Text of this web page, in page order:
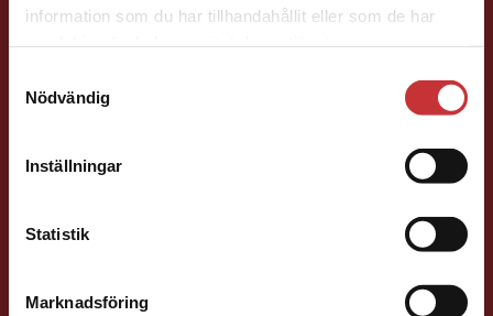
information som du har tillhandahållit eller som de har
Nödvändig
Inställningar
Statistik
Marknadsföring
Det verkar som att du besöker
studentlitteratur.se via en enhet utanför Sverige.
Vi erbjuder inte leveranser utanför Sverige. För
att kunna slutföra ett köp måste